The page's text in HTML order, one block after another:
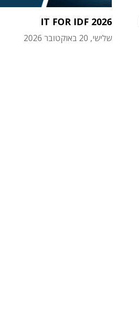
IT FOR IDF 2026
שלישי, 20 באוקטובר 2026